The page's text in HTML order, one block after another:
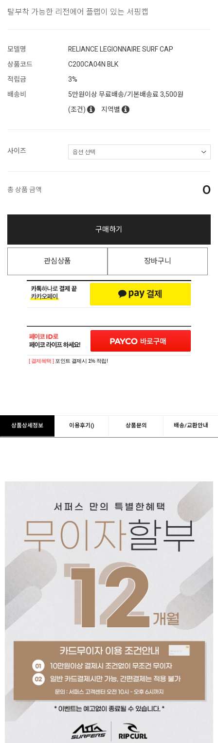
탈부착 가능한 리전에어 플랩이 있는 서핑캡
모델명
RELIANCE LEGIONNAIRE SURF CAP
상품코드
C200CA04N BLK
적립금
3%
배송비
5만원이상 무료배송/기본배송료 3,500원
(조건)
지역별
사이즈
총 상품 금액 0
구매하기
관심상품 장바구니
PAYCO 바로구매
[ 결제혜택 ] 포인트 결제시 1% 적립!
상품상세정보 이용후기() 상품문의 배송/교환안내